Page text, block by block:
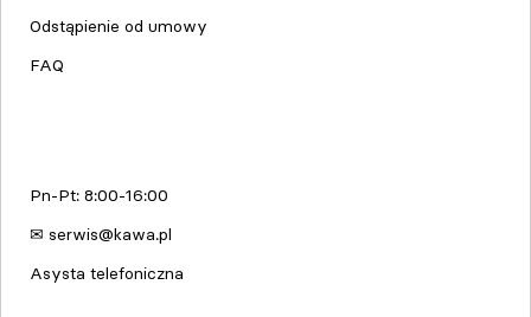
Odstąpienie od umowy
FAQ
Pn-Pt: 8:00-16:00
✉ serwis@kawa.pl
Asysta telefoniczna